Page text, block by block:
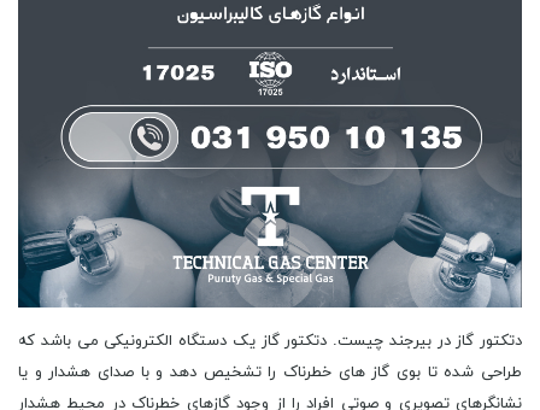
دتکتور گاز در بیرجند چیست. دتکتور گاز یک دستگاه الکترونیکی می باشد که طراحی شده تا بوی گاز های خطرناک را تشخیص دهد و با صدای هشدار و یا نشانگرهای تصویری و صوتی افراد را از وجود گازهای خطرناک در محیط هشدار دهد. این دستگاه عموما در خانه ها، محل کار، ایستگاه های پمپ بنزین، کارخانه ها و سایر محیط هایی که گازهای خطرناک ممکن است تولید شوند، نصب می شود. به عنوان مثال، دتکتور گاز می تواند گازهای نفتی، گاز طبیعی، کربن مونوکسید، گاز آمونیاک و سایر گازهای خطرناک را تشخیص دهد. این ابزار کاربردی را می توانید در شرکت تکنیکال گاز سنتر به خوبی شناسایی کنید و در صورت نیاز به آن ها با دانش کامل برای خرید دتکتور گاز در بیرجند اقدام نمایید. کارشناسان ما در کنار شما کاربران گرامی هستند تا به شما در مورد اینکه دتکتور گاز در بیرجند چه کاربردی دارد، اطلاعاتی جامع را به شما ارائه دهند و در مسیر تهیه و استفاده از آن ها در مصارف مختلف به درستی عمل کنید. همانگونه که ذکر شد، می توان از این وسیله در مکان های مختلف استفاده کرد. به همین دلیل برخی از این موارد را مورد بررسی قرار خواهیم داد. به عنوان نمونه می توان از آن ها در پمپ بنزین ها استفاده کرد. دتکتور گاز در پمپ بنزین برای شناسایی و اعلام خطر حوادث احتمالی ناشی از نشت گاز در محیط استفاده می شود. این دستگاه با تشخیص نشت گازهای سمی مانند بنزین، گازوئیل و گاز سی ان جی، به صورت خودکار اعلام خطر می کند و از وقوع حوادث احتمالی جلوگیری می کند. همچنین، دتکتور گاز در پمپ بنزین به عنوان یکی از وسایل ایمنی مورد استفاده قرار می گیرد و در صورت نشت گاز، اعلام خطر می کند تا کارکنان و مشتریان پمپ بنزین از خطرات ناشی از نشت گاز جلوگیری کنند. همچنین این امکان وجود دارد که در منازل نیز به کار گرفته شوند. دتکتور گاز یک وسیله ایمنی است که برای تشخیص گازهای سمی و قابل اشتعال مانند مونوکسید کربن، گاز طبیعی، پروپان و بوتان در منازل استفاده می شود. این وسیله با ایجاد هشدار صوتی یا تصویری در صورت شناسایی گاز، افراد را از خطرات احتمالی هشدار می دهد و به آنها فرصت می دهد تا از منطقه خطرناک خارج شوند و از ایمنی خود مطمئن شوند. همچنین، دتکتور گاز در صورت شناسایی گاز، به صورت خودکار سیستم گاز را قطع می کند و از وقوع حوادث بیشتر جلوگیری می کند. استفاده از دتکتور گاز در منازل بسیار حیاتی است و به افراد کمک می کند تا از خطرات جانی جلوگیری کنند. در کاربردی دیگر آن ها را در کارخانه ها مشاهده می کنیم. دتکتور گاز در انواع کارخانه ها برای شناسایی و اعلام حضور گازهای خطرناک و احتمالی مانند گازهای سمی، قابل اشتعال، انفجاری استفاده می شود. این دستگاه ها به صورت خودکار و به صورت نصب شده در محل های مختلف کارخانه ها، در صورت شناسایی گازهای خطرناک به صورت خودکار هشدار می دهند و در صورت نیاز، اقدامات لازم را برای پاکسازی و از بین بردن گازهای خطرناک انجام می دهند. به عنوان مثال، در کارخانجات شیمیایی، نفت، گاز، فولاد، ذوب آهن، آلومینیوم، خودروسازی از دتکتورهای گاز استفاده می شود. دتکتور گاز در کارخانه های پتروشیمی برای شناسایی و اعلام وجود گازهای خطرناک مانند هیدروژن، متان، اکسید کربن، گازهای سمی و غیره استفاده می شود. این دستگاه ها به صورت اتوماتیک عمل کرده و در صورت شناسایی گازهای خطرناک، هشدار می دهند تا اقدامات لازم برای جلوگیری از انفجار و حوادث ناگوار انجام شود. همچنین، دتکتورهای گاز در کارخانه های پتروشیمی برای کنترل کیفیت هوا و اندازه گیری غلظت گازها در محیط کار استفاده می شوند. کاربرد این دستگاه در کارخانجات فولاد چگونه است. دتکتور گاز در کارخانجات فولاد، به عنوان یکی از تجهیزات ایمنی اساسی مورد استفاده قرار می گیرد. این دستگاه برای شناسایی و اندازه گیری غلظت گازهای خطرناک مانند کربن مونوکسید، گاز طبیعی، بوتان، پروپان، هیدروژن و غیره در هوا به کار می رود. استفاده از دتکتور گاز در کارخانجات فولاد به دلیل وجود خطراتی مانند انفجار و حریق در اثر هم زیستی گازهای خطرناک با مواد قابل اشتعال و محیط کارگران بسیار مهم است. همچنین، استفاده از دتکتور گاز در کارخانجات فولاد، به منظور کاهش هزینه های ناشی از از دست دادن مواد و تجهیزات ناشی از حوادث نیز مورد استفاده قرار می گیرد. به طور کلی، دتکتور گاز در کارخانجات فولاد به منظور افزایش ایمنی و کاهش خطرات جانی و مالی مورد استفاده قرار می گیرد. همچنین می توان در استفاده از آن در کارخانه خودردوسازی اینگونه گفت که دتکتور گاز در کارخانجات خودروسازی برای شناسایی و اطلاع رسانی در مورد حضور گازهای خطرناک مانند گازهای سمی، قابل اشتعال و ... به کار می رود. این دستگاه ها در ایمنی و بهداشت کارکنان کارخانه نقش بسزایی دارند و در صورت شناسایی گازهای خطرناک، اقدامات لازم برای جلوگیری از وقوع حوادث و ایمنی کارکنان صورت می گیرد. همچنین این دستگاه ها به عنوان یکی از ابزارهای کنترل کیفیت محصولات نیز به کار می روند. استفاده از این ابزار در کارخانه ذوب آهن چگونه است. دتکتور گاز در کارخانجات ذوب آهن برای شناسایی و اعلام حضور گازهای خطرناک مانند دی اکسید کربن، گازهای سمی و قابل اشتعال استفاده می شود. این دستگاه ها به صورت خودکار عمل می کنند و در صورت شناسایی هر گونه گاز خطرناک، به صورت صوتی و نوری هشدار می دهند تا کارکنان و مدیران کارخانه بتوانند اقدامات لازم را برای ایمنی و سلامتی کارکنان انجام دهند. این دستگاه ها به عنوان یکی از مهمترین تجهیزات ایمنی در کارخانجات ذوب آهن به شمار می روند. ما در شرکت تکنیکال گاز سنتر که در فروش انواع گازهای آزمایشگاهی، صنعتی و خلوص بالا متخصص هستیم، در مورد هر نوع محصولات گازی همانند دتکتور گاز ثابت و قابل حمل در بیرجند نیز به همین شیوه عمل می کنیم و با آن دسته از افراد و شرکت هایی که با ما در همکاری هستند، تعاملی مناسب را داریم و بهترین ها را به آن ها هدیه خواهیم داد. به همین دلیل است که انواع دتکتور گاز در بیرجند را در سبد محصولات خود جای داده ایم تا هر کس که به هر نحو به این ابزار نیاز پیدا کرد بتوانید به راحتی و در فضایی ایمن انواع آن را نظیر دتکتور گاز صنعتی در بیرجند تهیه کند. اما طیف وسیعی از مشتریان هستند که با ما همراهی می کنند و این بدان دلیل است که ما قیمت دتکتور گاز در بیرجند مقرون به صرفه را به آن ها ارائه می کنیم و همگان با هر توان مالی که باشند، می توانند خرید خود را از ما انجام دهند. با توجه به همین دلایل است که ما را به عنوان برترین مرکز فروش دتکتور گاز بیرجند در بازار این حوزه می شناسند که در همه حال روی ما حساب ویژه ای باز خواهند کرد. در ادامه قصد داریم در مورد نحوه نصب دتکتور گاز در بیرجند با شما صحبت کنیم. نصب دتکتور گاز به دو روش ممکن است. نصب دتکتور گاز به صورت سیمی چگونه است. ابتدا باید محل نصب دتکتور گاز را انتخاب کنید. بهتر است این دتکتور در محلی که احتمال نشت گاز بیشتر است، مثل حمام، آشپزخانه و یا پشت اجاق گاز نصب شود. سپس باید دتکتور گاز را به شبکه برق متصل کنید. برای این کار، سیم قرمز دتکتور را به سیم فاز و سیم سیاه آن را به سیم صفر متصل کنید. سپس باید دتکتور گاز را به شبکه گاز متصل کنید. برای این کار، سیم زرد دتکتور را به شیر گاز و سیم سفید آن را به سیم مشترک متصل کنید. در نهایت، دتکتور گاز را به دیوار نصب کنید. برای این کار، ابتدا محل نصب دتکتور را با یک مارکر مشخص کنید و سپس با استفاده از پیچ و مهره، دتکتور را به دیوار بچسبانید. نصب دتکتور گاز به صورت بی سیم را بررسی می کنیم. ابتدا باید دتکتور گاز را به باتری متصل کنید. برای این کار، پوشش پشتی دتکتور را باز کنید و باتری را در آن قرار دهید. سپس باید دتکتور گاز را به شبکه گاز متصل کنید. برای این کار، با استفاده از دکمه های روی دتکتور، آن را به شبکه گاز متصل کنید. در نهایت، دتکتور گاز را در محل مورد نظر نصب کنید. برای این کار، با استفاده از چسب دو طرفه، دتکتور را به دیوار بچسبانید. برای کسب اطلاعات بیشتر و دانستن این موضوع که محل نصب دتکتور گاز در بیرجند کجاست، با کارشناسان شرکت تکنیکال گاز سنتر در تماس باشید. اما اگر در مورد شعاع پوشش دتکتور گاز در بیرجند نیز پرسش دارید می توانید با ما این مورد را نیز برطرف نمایید. شعاع پوشش دتکتور گاز به معنای فاصله ای است که یک دتکتور گاز می تواند گاز را در آن فاصله شناسایی کند. این شعاع پوشش بستگی به نوع دتکتور و نوع گازی که قرار است تشخیص داده شود دارد. برای مثال، دتکتورهای گاز متان با شعاع پوشش بیشتری نسبت به دتکتورهای گاز کربن مونوکسید عمل می کنند. علاوه بر این، شعاع پوشش دتکتورهای گاز ممکن است با توجه به شرایط محیطی مانند دما، رطوبت و فشار هوا تغییر کند. از تشخیص های این دستگاه نیز در مورد گازهای مختلف با شما صحبت می کنیم. در تشخیص گازهای نفتی کاربرد دارد. دتکتور گاز یک ابزار حیاتی برای تشخیص و اندازه گیری میزان گازهای نفتی است. این دستگاه برای تشخیص گازهای نفتی مانند متان، بوتان، پروپان، هگزان و دیگر گازهای نفتی مورد استفاده قرار می گیرد. با استفاده از دتکتور گاز، می توان میزان گازهای نفتی را در هوا اندازه گیری کرد و در صورت وجود غلظت بالا، اقدام به اخطار دهی و اتخاذ اقدامات لازم برای جلوگیری از خطرات احتمالی ناشی از گازهای نفتی مانند انفجار، حریق و سمی شدن هوا می کنند. در صنایع نفت و گاز، دتکتور گاز به عنوان یکی از ابزارهای اصلی برای ایمنی و بهداشت شغلی کاربرد دارد. در شناسایی گازهای طبیعی می توان از آن بهره برد. دتکتور گاز در تشخیص گازهای طبیعی مانند متان، پروپان، بوتان و... استفاده می شود. این دستگاه با استفاده از حسگرهای خاص، تغییرات غلظت گازها را در هوا تشخیص می دهد و در صورت شناسایی گازهای خطرناک، به صورت صوتی یا تصویری هشدار می دهد. این دستگاه در محیط هایی مانند کارخانه ها، ایستگاه های گاز، ساختمان های خدماتی و مسکونی و... کاربرد دارد و به عنوان یکی از ابزارهای ایمنی محسوب می شود. در تشخیص گاز آمونیاک می توان از آن استفاده کرد. دتکتور گاز یک دستگاه حسگر است که برای تشخیص حضور گازهای خطرناک در محیط استفاده می شود. در مورد گاز آمونیاک نیز دتکتور گاز می تواند به عنوان یک ابزار مفید در تشخیص حضور این گاز در محیط کاربرد داشته باشد. گاز آمونیاک یک گاز سمی است که در بسیاری از صنایع مانند صنایع شیمیایی، کشاورزی، پتروشیمی و... استفاده می شود. در صورتی که گاز آمونیاک به طور ناخواسته در محیط اطراف منتشر شود، می تواند برای افراد حضوری در آن محیط بسیار خطرناک باشد. با استفاده از دتکتور گاز، می توان به سرعت حضور گاز آمونیاک را تشخیص داد و اقدام به اخطار و ایمن سازی در محیط کار کرد. در نتیجه، استفاده از دتکتور گاز در تشخیص گاز آمونیاک می تواند به حفاظت از سلامت و ایمنی افراد کارگر در محیط کار کمک کند. اما در ادامه به شما در ارتفاع دتکتور گاز در بیرجند مواردی را خواهیم گفت و می دانید که ارتفاع دتکتور گاز باید بر اساس نوع گاز و محل نصب آن تعیین شود. به طور کلی، برای گازهای سنگین تر مانند پروپان، ارتفاع دتکتور باید حداقل سی سانتی متر از زمین باشد. برای گازهای سبک تر مانند متان، ارتفاع دتکتور باید حداقل پانزده سانتی متر باشد. همچنین، برای محل نصب دتکتور گاز در اتاق های خواب، ارتفاع آن باید حداقل صد و پنجاه سانتی متر باشد تا از دسترسی کودکان جلوگیری شود. ما برای شما مشتریان گرامی فروش دتکتور گاز در بیرجند را در دستور کاری خود قرار داده ایم تا بتوانید با استفاده از خدمات و امکانات ما به نتیجه ای دلخواه در این زمینه دست پیدا کنید و به راحتی و تنها با چند کلیک ساده به دتکتور گاز در بیرجند با ضمانت اصالت رسیده و سفارش خود را ثبت کنید. با در نظر گرفتن همین موارد است که این ادعا را داریم که پس از یکبار خرید از شرکت تکنیکال گاز سنتر به پاسخ این پرسش که دتکتور گاز در بیرجند از کج